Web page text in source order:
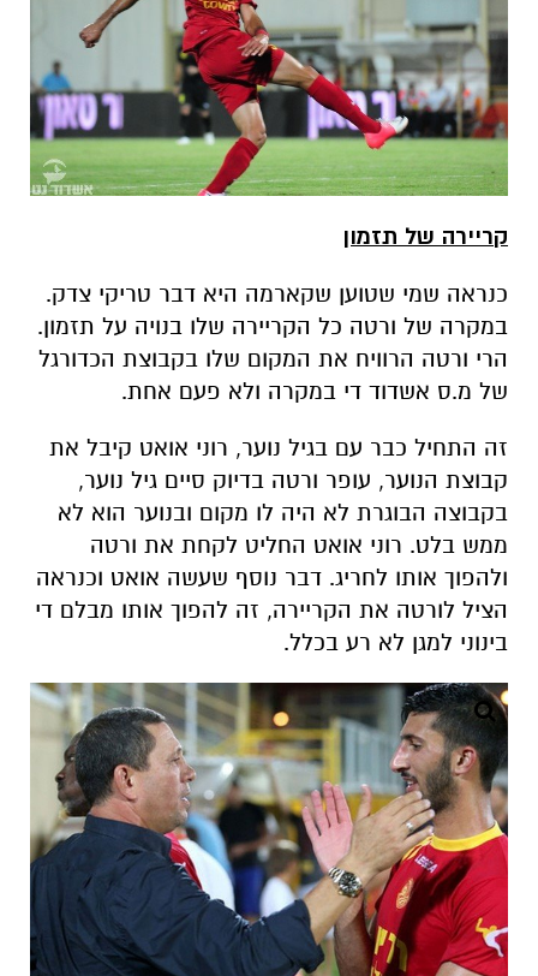
קריירה של תזמון
כנראה שמי שטוען שקארמה היא דבר טריקי צדק.
במקרה של ורטה כל הקריירה שלו בנויה על תזמון.
הרי ורטה הרוויח את המקום שלו בקבוצת הכדורגל
של מ.ס אשדוד די במקרה ולא פעם אחת.
זה התחיל כבר עם בגיל נוער, רוני אואט קיבל את
קבוצת הנוער, עופר ורטה בדיוק סיים גיל נוער,
בקבוצה הבוגרת לא היה לו מקום ובנוער הוא לא
ממש בלט. רוני אואט החליט לקחת את ורטה
ולהפוך אותו לחריג. דבר נוסף שעשה אואט וכנראה
הציל לורטה את הקריירה, זה להפוך אותו מבלם די
בינוני למגן לא רע בכלל.